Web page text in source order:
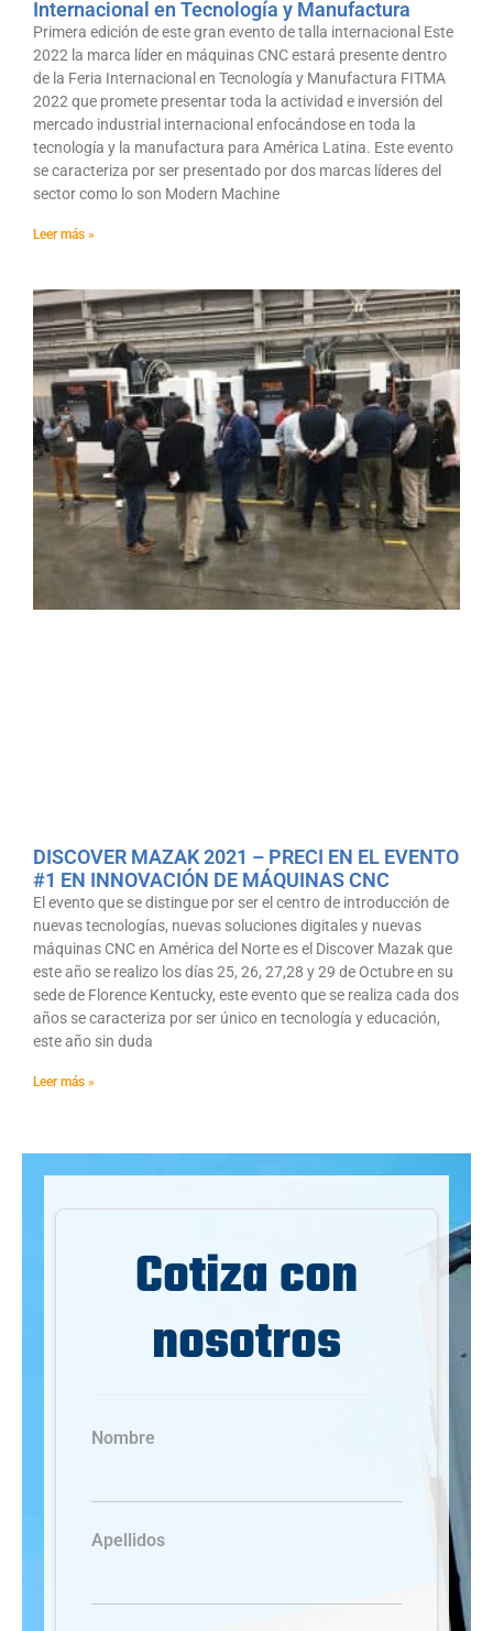
Internacional en Tecnología y Manufactura
Primera edición de este gran evento de talla internacional Este
2022 la marca líder en máquinas CNC estará presente dentro
de la Feria Internacional en Tecnología y Manufactura FITMA
2022 que promete presentar toda la actividad e inversión del
mercado industrial internacional enfocándose en toda la
tecnología y la manufactura para América Latina. Este evento
se caracteriza por ser presentado por dos marcas líderes del
sector como lo son Modern Machine
Leer más »
DISCOVER MAZAK 2021 – PRECI EN EL EVENTO
#1 EN INNOVACIÓN DE MÁQUINAS CNC
El evento que se distingue por ser el centro de introducción de
nuevas tecnologías, nuevas soluciones digitales y nuevas
máquinas CNC en América del Norte es el Discover Mazak que
este año se realizo los días 25, 26, 27,28 y 29 de Octubre en su
sede de Florence Kentucky, este evento que se realiza cada dos
años se caracteriza por ser único en tecnología y educación,
este año sin duda
Leer más »
Cotiza con
nosotros
Nombre
Apellidos